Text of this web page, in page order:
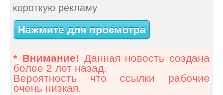
короткую рекламу
Нажмите для просмотра
* Внимание! Данная новость создана
более 2 лет назад.
Вероятность что ссылки рабочие
очень низкая.